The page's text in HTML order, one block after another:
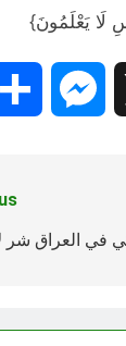
لَا يَعْلَمُونَ}
في العراق شر